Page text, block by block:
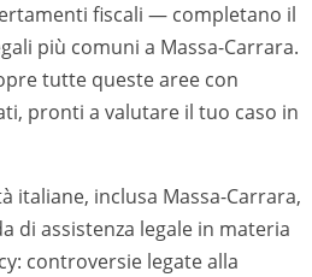
fiscali — completano il
più comuni a Massa-Carrara.
tutte queste aree con
pronti a valutare il tuo caso in
italiane, inclusa Massa-Carrara,
di assistenza legale in materia
controversie legate alla